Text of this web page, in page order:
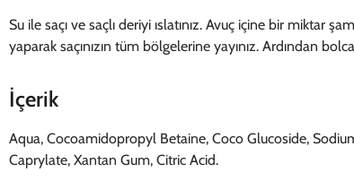
Su ile saçı ve saçlı deriyi ıslatınız. Avuç içine bir miktar
yaparak saçınızın tüm bölgelerine yayınız. Ardından
İçerik
Aqua, Cocoamidopropyl Betaine, Coco Glucoside,
Caprylate, Xantan Gum, Citric Acid.